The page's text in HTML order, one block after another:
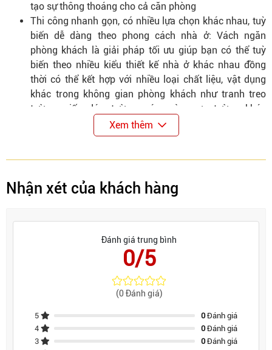
tạo sự thông thoáng cho cả căn phòng
Thi công nhanh gọn, có nhiều lựa chọn khác nhau, tuỳ
biến dễ dàng theo phong cách nhà ở: Vách ngăn
phòng khách là giải pháp tối ưu giúp bạn có thể tuỳ
biến theo nhiều kiểu thiết kế nhà ở khác nhau đồng
thời có thể kết hợp với nhiều loại chất liệu, vật dụng
khác trong không gian phòng khách như tranh treo
tường, giấy dán tường, các màu sơn tường khác
Xem thêm
Nhận xét của khách hàng
Đánh giá trung bình
0/5
(0 Đánh giá)
5 0Đánh giá
4
0Đánh giá
3
0Đánh giá